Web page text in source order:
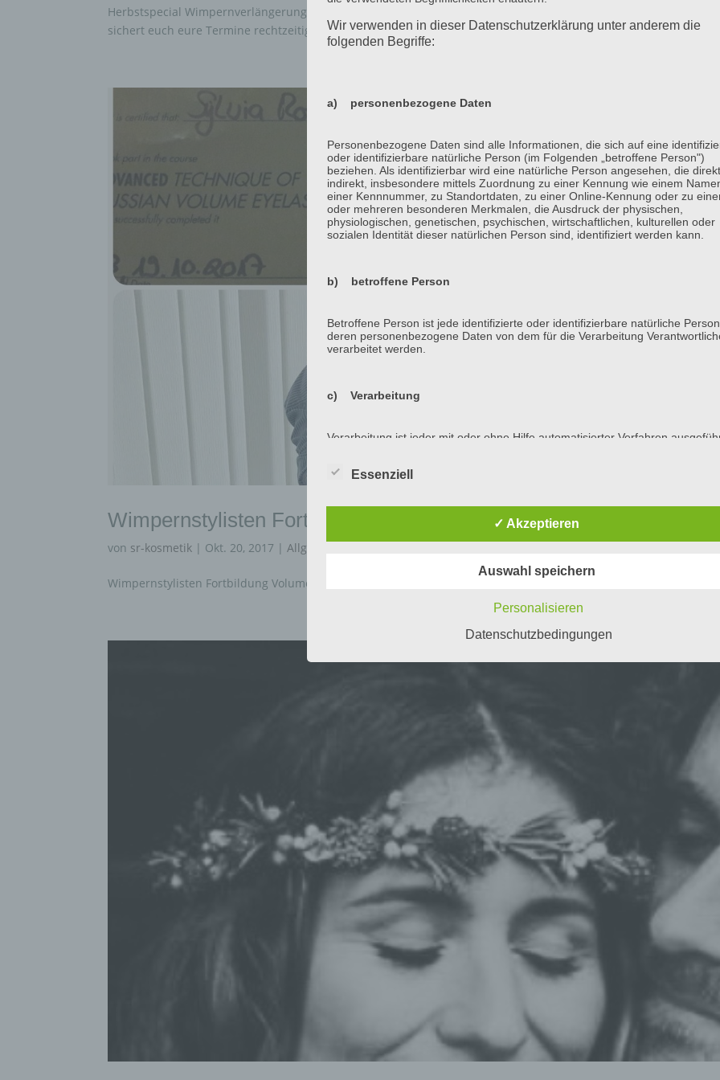
Herbstspecial Wimpernverlängerung Volumenneuset statt ab 160,- bis 190,- jetzt nur noch 130,-bis 160,- je nach
sichert euch eure Termine rechtzeitig das Angebot gilt nur vom 24.10.2017-24.11.2017…..
Wimpernstylisten Fortbildung
von sr-kosmetik | Okt. 20, 2017 |Allgemein
Wimpernstylisten Fortbildung Volumenpräzisionstraning in Böblingen bei Sonja Bogesch…
Wir verwenden in dieser Datenschutzerklärung unter anderem die
folgenden Begriffe:
a) personenbezogene Daten
Personenbezogene Daten sind alle Informationen, die sich auf eine
oder identifizierbare natürliche Person (im Folgenden „betroffene Person")
beziehen. Als identifizierbar wird eine natürliche Person angesehen, die
indirekt, insbesondere mittels Zuordnung zu einer Kennung wie einem
einer Kennnummer, zu Standortdaten, zu einer Online-Kennung oder zu
oder mehreren besonderen Merkmalen, die Ausdruck der physischen,
physiologischen, genetischen, psychischen, wirtschaftlichen, kulturellen oder
sozialen Identität dieser natürlichen Person sind, identifiziert werden kann.
b) betroffene Person
Betroffene Person ist jede identifizierte oder identifizierbare natürliche Person,
deren personenbezogene Daten von dem für die Verarbeitung
verarbeitet werden.
c) Verarbeitung
Verarbeitung ist jeder mit oder ohne Hilfe automatisierter Verfahren
Ordnen, die Speicherung, die Anpassung oder Veränderung, das Auslesen,
Einschränkung der Verarbeitung ist die Markierung gespeicherter
personenbezogener Daten mit dem Ziel, ihre künftige Verarbeitung
Profiling ist jede Art der automatisierten Verarbeitung personenbezogener
die darin besteht, dass diese personenbezogenen Daten verwendet werden,
bestimmte persönliche Aspekte, die sich auf eine natürliche Person beziehen,
bewerten, insbesondere, um Aspekte bezüglich Arbeitsleistung, wirtschaftlicher
Lage, Gesundheit, persönlicher Vorlieben, Interessen, Zuverlässigkeit,
Aufenthaltsort oder Ortswechsel dieser natürlichen Person zu analysieren oder
vorherzusagen.
f) Pseudonymisierung
Pseudonymisierung ist die Verarbeitung personenbezogener Daten in einer
auf welche die personenbezogenen Daten ohne Hinzuziehung zusätzlicher
Informationen nicht mehr einer spezifischen betroffenen Person zugeordnet
können, sofern diese zusätzlichen Informationen gesondert aufbewahrt
technischen und organisatorischen Maßnahmen unterliegen, die
dass die personenbezogenen Daten nicht einer identifizierten oder
natürlichen Person zugewiesen werden.
g) Verantwortlicher oder für die Verarbeitung Verantwortlicher
Verantwortlicher oder für die Verarbeitung Verantwortlicher ist die natürliche
juristische Person, Behörde, Einrichtung oder andere Stelle, die allein oder
Essenziell
✓ Akzeptieren
Auswahl speichern
Personalisieren
Datenschutzbedingungen